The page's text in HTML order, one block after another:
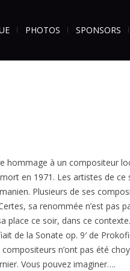
PHOTOS SPONSORS
hommage à un compositeur
en 1971. Les artistes de
Plusieurs de ses
sa renommée n’est pas
place ce soir, dans ce
de la Sonate op. 9′ de
n’ont pas été
Vous pouvez imaginer….